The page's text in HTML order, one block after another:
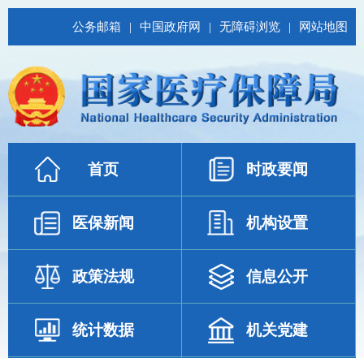
公务邮箱 | 中国政府网 | 无障碍浏览 | 网站地图
首页 时政要闻
医保新闻 机构设置
政策法规 信息公开
统计数据 机关党建